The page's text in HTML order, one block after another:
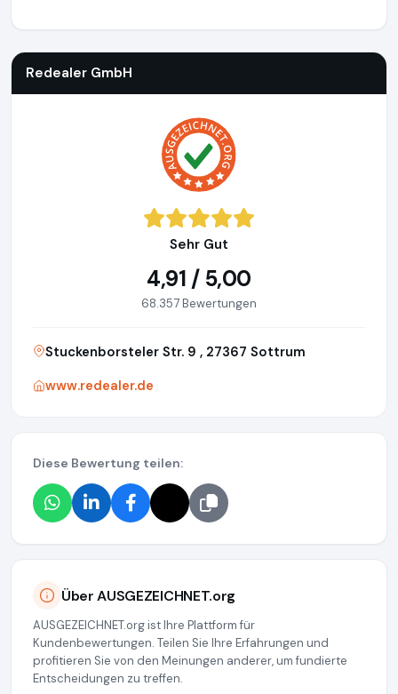
Redealer GmbH
Sehr Gut
4,91 / 5,00
68.357 Bewertungen
Stuckenborsteler Str. 9 , 27367 Sottrum
www.redealer.de
Diese Bewertung teilen:
Über AUSGEZEICHNET.org
AUSGEZEICHNET.org ist Ihre Plattform für
Kundenbewertungen. Teilen Sie Ihre Erfahrungen und
profitieren Sie von den Meinungen anderer, um fundierte
Entscheidungen zu treffen.